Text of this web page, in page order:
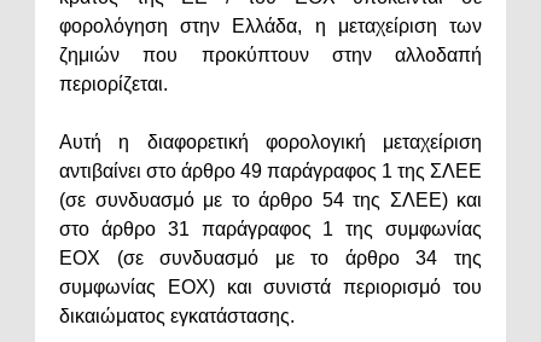
φορολόγηση στην Ελλάδα, η μεταχείριση των
ζημιών που προκύπτουν στην αλλοδαπή
περιορίζεται.
Αυτή η διαφορετική φορολογική μεταχείριση
αντιβαίνει στο άρθρο 49 παράγραφος 1 της ΣΛΕΕ
(σε συνδυασμό με το άρθρο 54 της ΣΛΕΕ) και
στο άρθρο 31 παράγραφος 1 της συμφωνίας
ΕΟΧ (σε συνδυασμό με το άρθρο 34 της
συμφωνίας ΕΟΧ) και συνιστά περιορισμό του
δικαιώματος εγκατάστασης.